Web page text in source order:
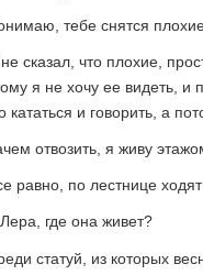
тебе снятся
сказал, что плохие,
я не хочу ее видеть, и
кататься и говорить, а
отвозить, я живу
равно, по лестнице
где она живет?
статуй, из которых